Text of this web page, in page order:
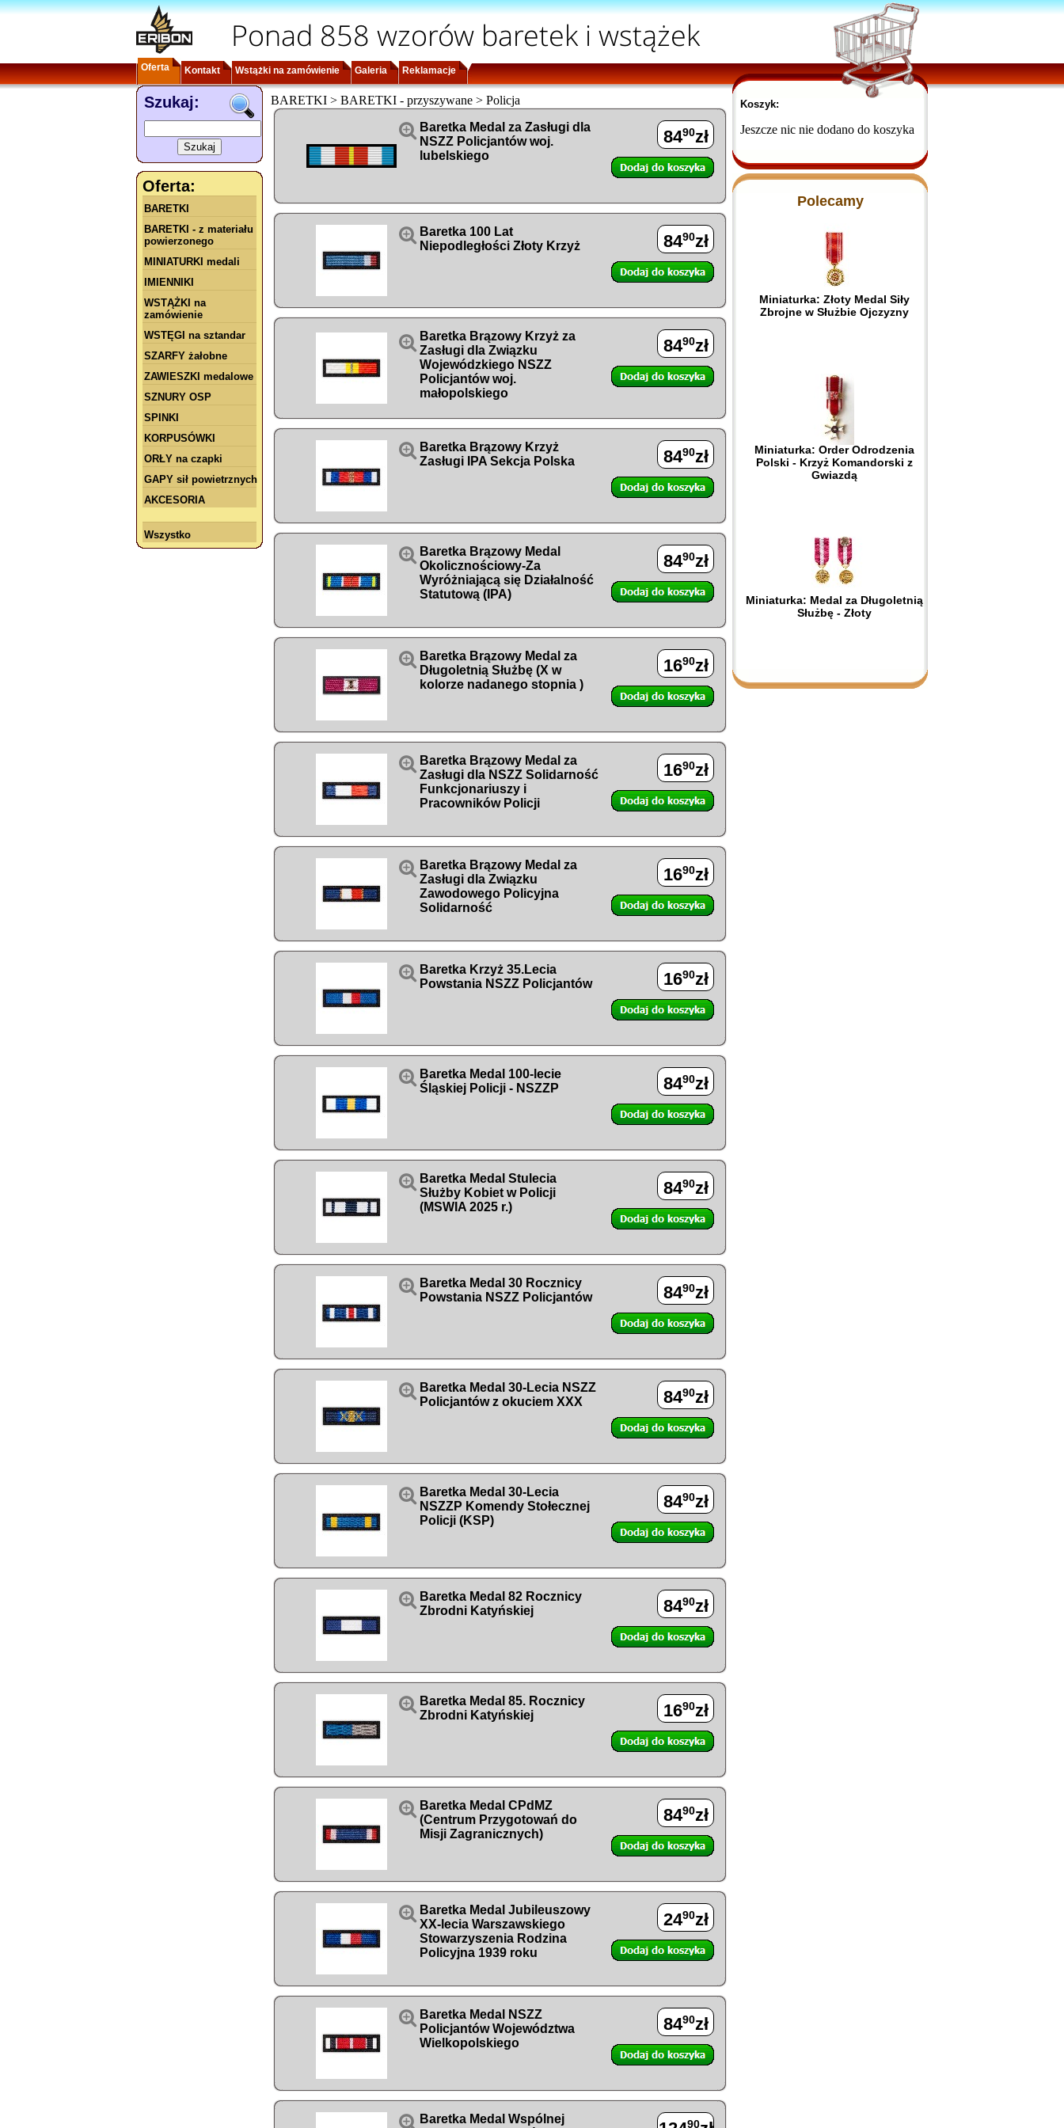
Ponad 858 wzorów baretek i wstążek
Oferta Kontakt Wstążki na zamówienie Galeria Reklamacje
Szukaj:
Oferta:
BARETKI
BARETKI - z materiału
powierzonego
MINIATURKI medali
IMIENNIKI
WSTĄŻKI na
zamówienie
WSTĘGI na sztandar
SZARFY żałobne
ZAWIESZKI medalowe
SZNURY OSP
SPINKI
KORPUSÓWKI
ORŁY na czapki
GAPY sił powietrznych
AKCESORIA
Wszystko
BARETKI > BARETKI - przyszywane > Policja
 Baretka Medal za Zasługi dla
NSZZ Policjantów woj.
lubelskiego
8490zł
 Baretka 100 Lat
Niepodległości Złoty Krzyż
8490zł
 Baretka Brązowy Krzyż za
Zasługi dla Związku
Wojewódzkiego NSZZ
Policjantów woj.
małopolskiego
8490zł
 Baretka Brązowy Krzyż
Zasługi IPA Sekcja Polska
8490zł
 Baretka Brązowy Medal
Okolicznościowy-Za
Wyróżniającą się Działalność
Statutową (IPA)
8490zł
 Baretka Brązowy Medal za
Długoletnią Służbę (X w
kolorze nadanego stopnia )
1690zł
 Baretka Brązowy Medal za
Zasługi dla NSZZ Solidarność
Funkcjonariuszy i
Pracowników Policji
1690zł
 Baretka Brązowy Medal za
Zasługi dla Związku
Zawodowego Policyjna
Solidarność
1690zł
 Baretka Krzyż 35.Lecia
Powstania NSZZ Policjantów
1690zł
 Baretka Medal 100-lecie
Śląskiej Policji - NSZZP
8490zł
 Baretka Medal Stulecia
Służby Kobiet w Policji
(MSWIA 2025 r.)
8490zł
 Baretka Medal 30 Rocznicy
Powstania NSZZ Policjantów
8490zł
 Baretka Medal 30-Lecia NSZZ
Policjantów z okuciem XXX
8490zł
 Baretka Medal 30-Lecia
NSZZP Komendy Stołecznej
Policji (KSP)
8490zł
 Baretka Medal 82 Rocznicy
Zbrodni Katyńskiej
8490zł
 Baretka Medal 85. Rocznicy
Zbrodni Katyńskiej
1690zł
 Baretka Medal CPdMZ
(Centrum Przygotowań do
Misji Zagranicznych)
8490zł
 Baretka Medal Jubileuszowy
XX-lecia Warszawskiego
Stowarzyszenia Rodzina
Policyjna 1939 roku
2490zł
 Baretka Medal NSZZ
Policjantów Województwa
Wielkopolskiego
8490zł
 Baretka Medal Wspólnej
90
Koszyk:
Jeszcze nic nie dodano do koszyka
Polecamy
Miniaturka: Złoty Medal Siły
Zbrojne w Służbie Ojczyzny
Miniaturka: Order Odrodzenia
Polski - Krzyż Komandorski z
Gwiazdą
Miniaturka: Medal za Długoletnią
Służbę - Złoty